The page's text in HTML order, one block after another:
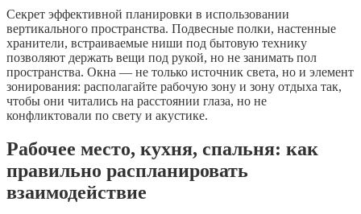
Секрет эффективной планировки в использовании
вертикального пространства. Подвесные полки, настенные
хранители, встраиваемые ниши под бытовую технику
позволяют держать вещи под рукой, но не занимать пол
пространства. Окна — не только источник света, но и элемент
зонирования: располагайте рабочую зону и зону отдыха так,
чтобы они читались на расстоянии глаза, но не
конфликтовали по свету и акустике.
Рабочее место, кухня, спальня: как
правильно распланировать
взаимодействие